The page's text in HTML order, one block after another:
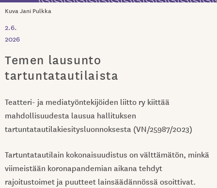
Kuva Jani Pulkka
2.6.
2026
Temen lausunto
tartuntatautilaista
Teatteri- ja mediatyöntekijöiden liitto ry kiittää
mahdollisuudesta lausua hallituksen
tartuntatautilakiesitysluonnoksesta (VN/25987/2023)
Tartuntatautilain kokonaisuudistus on välttämätön, minkä
viimeistään koronapandemian aikana tehdyt
rajoitustoimet ja puutteet lainsäädännössä osoittivat.